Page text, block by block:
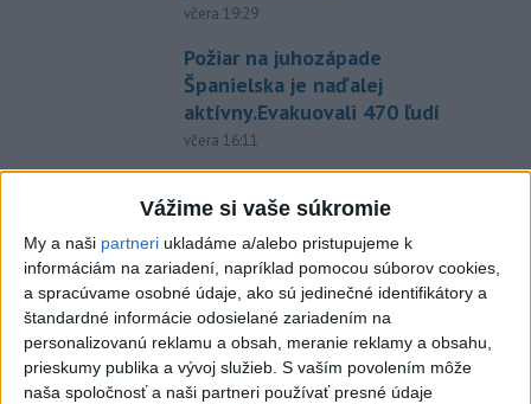
Vážime si vaše súkromie
My a naši partneri ukladáme a/alebo pristupujeme k
informáciám na zariadení, napríklad pomocou súborov cookies,
a spracúvame osobné údaje, ako sú jedinečné identifikátory a
štandardné informácie odosielané zariadením na
personalizovanú reklamu a obsah, meranie reklamy a obsahu,
prieskumy publika a vývoj služieb. S vaším povolením môže
naša spoločnosť a naši partneri používať presné údaje
včera 19:29
Požiar na juhozápade
Španielska je naďalej
aktívny.Evakuovali 470 ľudí
včera 16:11
striebro v trape
včera 21:22, aktualizované
včera 21:45
PREKVAPENIE POD DUBŇOM:
Skalica vezie zo Žiliny všetky
body
včera 19:00, aktualizované
včera 20:10